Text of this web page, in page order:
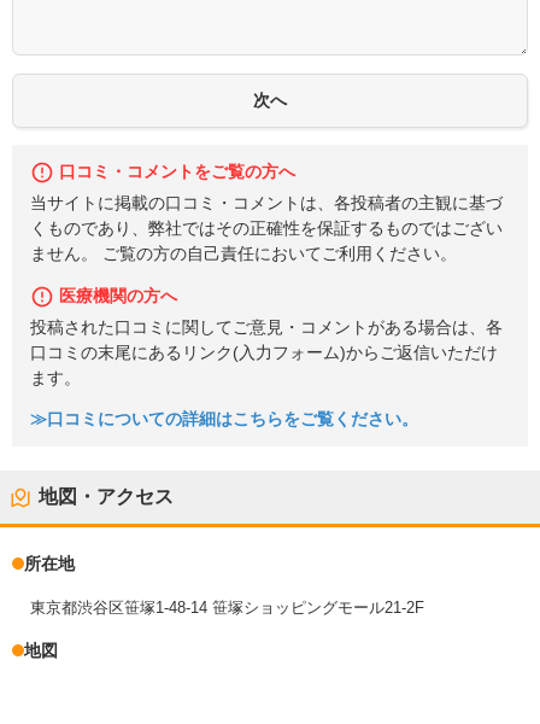
口コミ・コメントをご覧の方へ
当サイトに掲載の口コミ・コメントは、各投稿者の主観に基づ
くものであり、弊社ではその正確性を保証するものではござい
ません。 ご覧の方の自己責任においてご利用ください。
医療機関の方へ
投稿された口コミに関してご意見・コメントがある場合は、各
口コミの末尾にあるリンク(入力フォーム)からご返信いただけ
ます。
≫口コミについての詳細はこちらをご覧ください。
地図・アクセス
所在地
東京都渋谷区笹塚1-48-14 笹塚ショッピングモール21-2F
地図